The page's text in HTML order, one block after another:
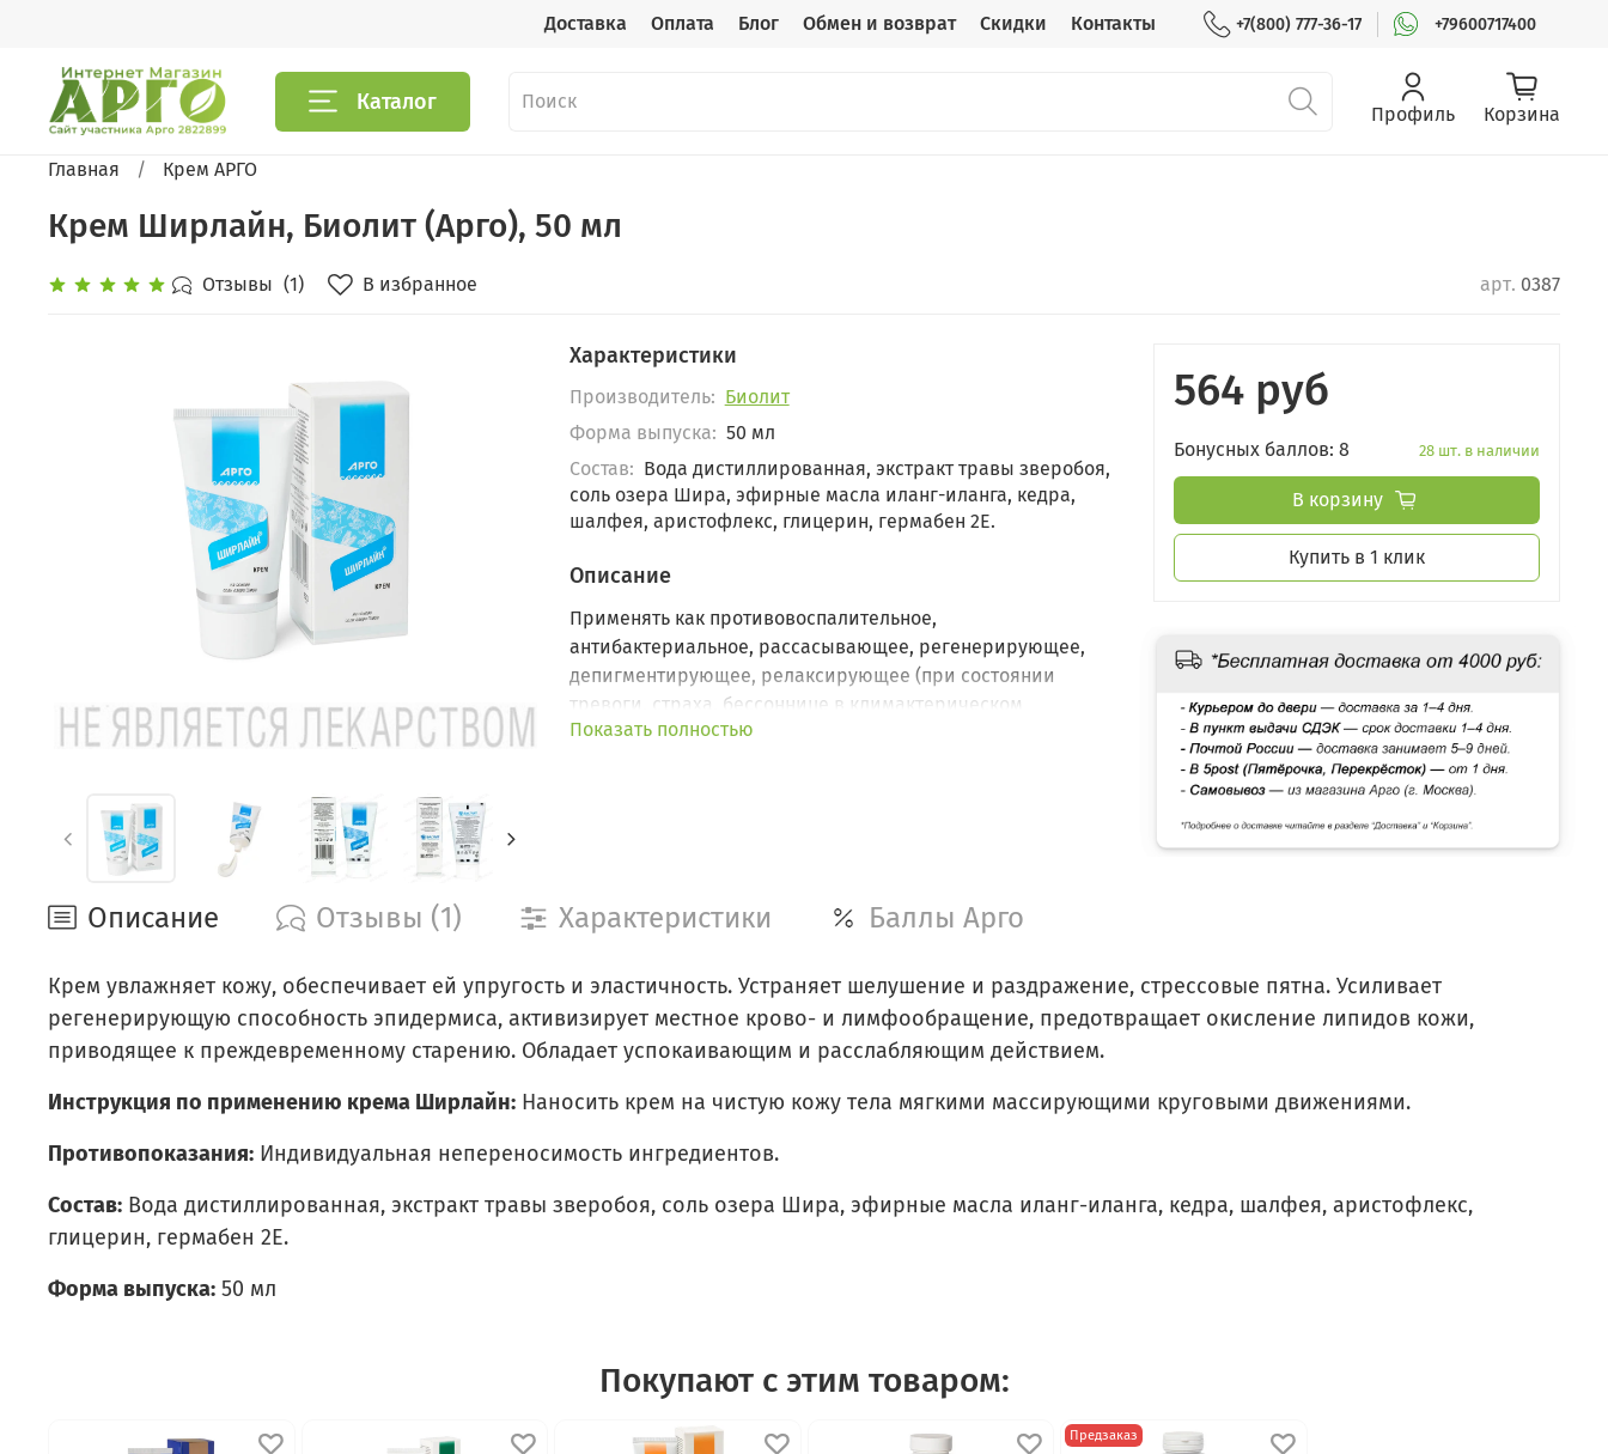
Доставка Оплата Блог Обмен и возврат Скидки Контакты +7(800) 777-36-17 +79600717400
Каталог Профиль Корзина
Главная Крем АРГО
Крем Ширлайн, Биолит (Арго), 50 мл
Отзывы (1) В избранное арт. 0387
Характеристики
Производитель: Биолит
Форма выпуска: 50 мл
Состав: Вода дистиллированная, экстракт травы зверобоя,
соль озера Шира, эфирные масла иланг-иланга, кедра,
шалфея, аристофлекс, глицерин, гермабен 2Е.
Описание
Применять как противовоспалительное,
антибактериальное, рассасывающее, регенерирующее,
депигментирующее, релаксирующее (при состоянии
тревоги, страха, бессоннице в климактерическом
синдроме) средство.
Показать полностью
564 руб
Бонусных баллов: 8 28 шт. в наличии
В корзину
Купить в 1 клик
Описание Характеристики
Отзывы (1) Баллы Арго
Крем увлажняет кожу, обеспечивает ей упругость и эластичность. Устраняет шелушение и раздражение, стрессовые пятна. Усиливает
регенерирующую способность эпидермиса, активизирует местное крово- и лимфообращение, предотвращает окисление липидов кожи,
приводящее к преждевременному старению. Обладает успокаивающим и расслабляющим действием.
Инструкция по применению крема Ширлайн: Наносить крем на чистую кожу тела мягкими массирующими круговыми движениями.
Противопоказания: Индивидуальная непереносимость ингредиентов.
Состав: Вода дистиллированная, экстракт травы зверобоя, соль озера Шира, эфирные масла иланг-иланга, кедра, шалфея, аристофлекс,
глицерин, гермабен 2Е.
Форма выпуска: 50 мл
Покупают с этим товаром:
Предзаказ